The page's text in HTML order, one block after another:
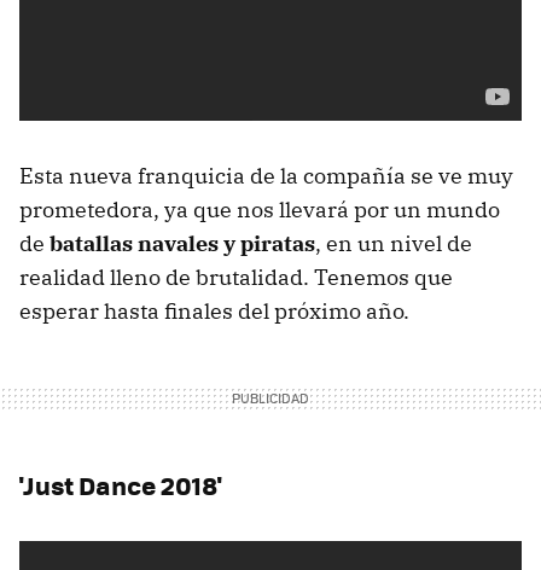
Esta nueva franquicia de la compañía se ve muy
prometedora, ya que nos llevará por un mundo
de batallas navales y piratas, en un nivel de
realidad lleno de brutalidad. Tenemos que
esperar hasta finales del próximo año.
'Just Dance 2018'